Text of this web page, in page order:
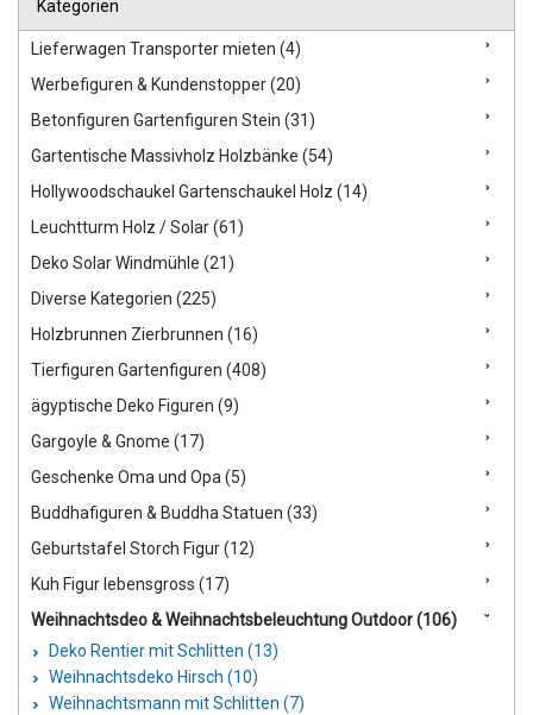
Kategorien
Lieferwagen Transporter mieten (4)
Werbefiguren & Kundenstopper (20)
Betonfiguren Gartenfiguren Stein (31)
Gartentische Massivholz Holzbänke (54)
Hollywoodschaukel Gartenschaukel Holz (14)
Leuchtturm Holz / Solar (61)
Deko Solar Windmühle (21)
Diverse Kategorien (225)
Holzbrunnen Zierbrunnen (16)
Tierfiguren Gartenfiguren (408)
ägyptische Deko Figuren (9)
Gargoyle & Gnome (17)
Geschenke Oma und Opa (5)
Buddhafiguren & Buddha Statuen (33)
Geburtstafel Storch Figur (12)
Kuh Figur lebensgross (17)
Weihnachtsdeo & Weihnachtsbeleuchtung Outdoor (106)
Deko Rentier mit Schlitten (13)
Weihnachtsdeko Hirsch (10)
Weihnachtsmann mit Schlitten (7)